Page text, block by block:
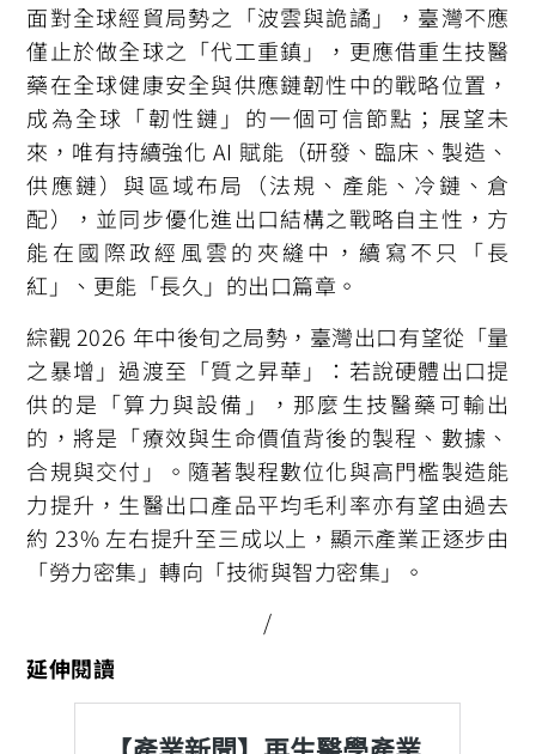
面對全球經貿局勢之「波雲與詭譎」，臺灣不應
僅止於做全球之「代工重鎮」，更應借重生技醫
藥在全球健康安全與供應鏈韌性中的戰略位置，
成為全球「韌性鏈」的一個可信節點；展望未
來，唯有持續強化 AI 賦能（研發、臨床、製造、
供應鏈）與區域布局（法規、產能、冷鏈、倉
配），並同步優化進出口結構之戰略自主性，方
能在國際政經風雲的夾縫中，續寫不只「長
紅」、更能「長久」的出口篇章。
綜觀 2026 年中後旬之局勢，臺灣出口有望從「量
之暴增」過渡至「質之昇華」：若說硬體出口提
供的是「算力與設備」，那麼生技醫藥可輸出
的，將是「療效與生命價值背後的製程、數據、
合規與交付」。隨著製程數位化與高門檻製造能
力提升，生醫出口產品平均毛利率亦有望由過去
約 23% 左右提升至三成以上，顯示產業正逐步由
「勞力密集」轉向「技術與智力密集」。
/
延伸閱讀